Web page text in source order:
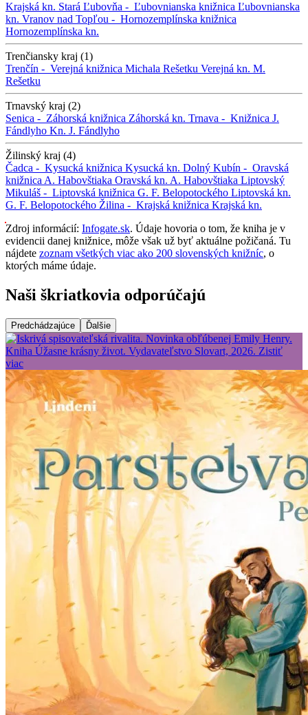
Krajská kn. Stará Ľubovňa - Ľubovnianska knižnica Ľubovnianska
kn. Vranov nad Topľou - Hornozemplínska knižnica
Hornozemplínska kn.
Trenčiansky kraj (1)
Trenčín - Verejná knižnica Michala Rešetku Verejná kn. M.
Rešetku
Trnavský kraj (2)
Senica - Záhorská knižnica Záhorská kn. Trnava - Knižnica J.
Fándlyho Kn. J. Fándlyho
Žilinský kraj (4)
Čadca - Kysucká knižnica Kysucká kn. Dolný Kubín - Oravská
knižnica A. Habovštiaka Oravská kn. A. Habovštiaka Liptovský
Mikuláš - Liptovská knižnica G. F. Belopotockého Liptovská kn.
G. F. Belopotockého Žilina - Krajská knižnica Krajská kn.
Zdroj informácií: Infogate.sk. Údaje hovoria o tom, že kniha je v
evidencii danej knižnice, môže však už byť aktuálne požičaná. Tu
nájdete zoznam všetkých viac ako 200 slovenských knižníc, o
ktorých máme údaje.
Naši škriatkovia odporúčajú
Predchádzajúce Ďalšie